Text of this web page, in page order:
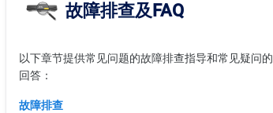
故障排查及FAQ
以下章节提供常见问题的故障排查指导和常见疑问的
回答：
故障排查